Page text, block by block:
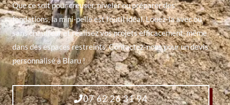
Que ce soit pour creuser, niveler ou préparer des
fondations, la mini-pelle est l’outil idéal. Louez-la avec ou
sans chauffeur et réalisez vos projets efficacement, même
dans des espaces restreints. Contactez-nous pour un devis
personnalisé à Blaru !
07 62 26 31 94